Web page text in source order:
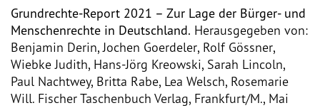
Dokumentationsstelle
Antiziganismus – DOSTA
Internationale Jugendarbeit
Grundrechte-Report 2021 – Zur Lage der Bürger- und
Menschenrechte in Deutschland. Herausgegeben von:
Benjamin Derin, Jochen Goerdeler, Rolf Gössner,
Wiebke Judith, Hans-Jörg Kreowski, Sarah Lincoln,
Paul Nachtwey, Britta Rabe, Lea Welsch, Rosemarie
Will. Fischer Taschenbuch Verlag, Frankfurt/M., Mai